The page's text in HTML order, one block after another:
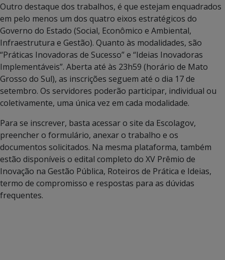
Outro destaque dos trabalhos, é que estejam enquadrados
em pelo menos um dos quatro eixos estratégicos do
Governo do Estado (Social, Econômico e Ambiental,
Infraestrutura e Gestão). Quanto às modalidades, são
“Práticas Inovadoras de Sucesso” e “Ideias Inovadoras
Implementáveis”. Aberta até às 23h59 (horário de Mato
Grosso do Sul), as inscrições seguem até o dia 17 de
setembro. Os servidores poderão participar, individual ou
coletivamente, uma única vez em cada modalidade.
Para se inscrever, basta acessar o site da Escolagov,
preencher o formulário, anexar o trabalho e os
documentos solicitados. Na mesma plataforma, também
estão disponíveis o edital completo do XV Prêmio de
Inovação na Gestão Pública, Roteiros de Prática e Ideias,
termo de compromisso e respostas para as dúvidas
frequentes.